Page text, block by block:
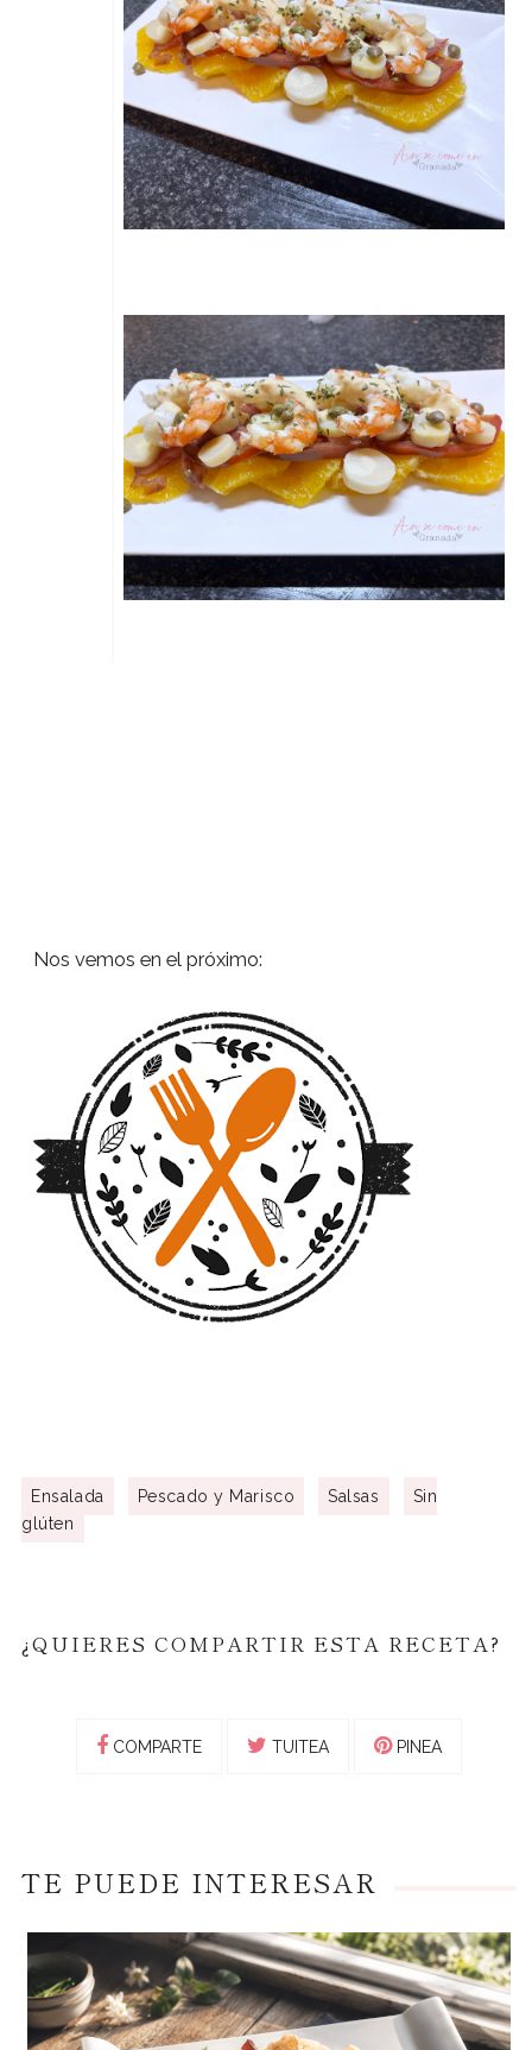
Nos vemos en el próximo:
Ensalada Pescado y Marisco Salsas
Sin
glúten
¿QUIERES COMPARTIR ESTA RECETA?
COMPARTE TUITEA PINEA
TE PUEDE INTERESAR